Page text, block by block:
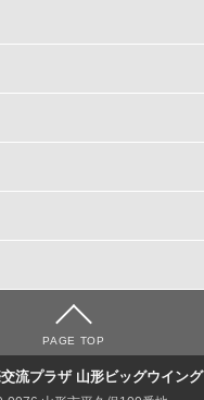
PAGE TOP
流プラザ 山形ビッグウイング